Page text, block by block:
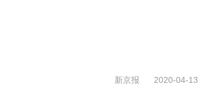
新京报 2020-04-13